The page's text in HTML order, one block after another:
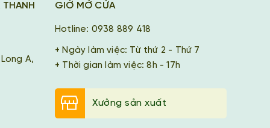
A,
GIỜ MỞ CỬA
Hotline: 0938 889 418
+ Ngày làm việc: Từ thứ 2 - Thứ 7
+ Thời gian làm việc: 8h - 17h
Xưởng sản xuất